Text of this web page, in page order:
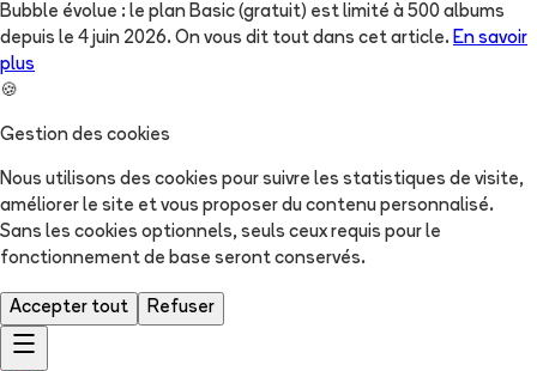
Bubble évolue : le plan Basic (gratuit) est limité à 500 albums
depuis le 4 juin 2026. On vous dit tout dans cet article. En savoir
plus
🍪
Gestion des cookies
Nous utilisons des cookies pour suivre les statistiques de visite,
améliorer le site et vous proposer du contenu personnalisé.
Sans les cookies optionnels, seuls ceux requis pour le
fonctionnement de base seront conservés.
Accepter tout Refuser